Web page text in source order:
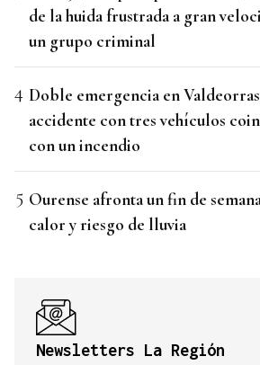
de la huida frustrada a gran
un grupo criminal
Doble emergencia en
accidente con tres vehículos
con un incendio
Ourense afronta un fin de
calor y riesgo de lluvia
Newsletters La Región